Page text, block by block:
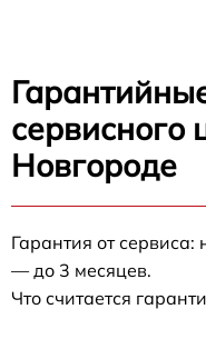
Новгороде
Гарантия от
— до 3 месяцев.
Что считается